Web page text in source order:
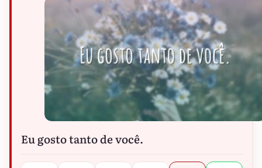
Eu gosto tanto de você.